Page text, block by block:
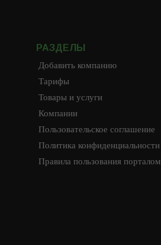
РАЗДЕЛЫ
Добавить компанию
Тарифы
Товары и услуги
Компании
Пользовательское соглашение
Политика конфиденциальности
Правила пользования порталом